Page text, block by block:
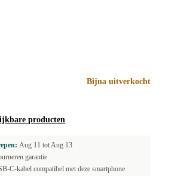
Bijna uitverkocht
producten
Aug 11 totAug 13
garantie
C-kabel compatibel met deze smartphone